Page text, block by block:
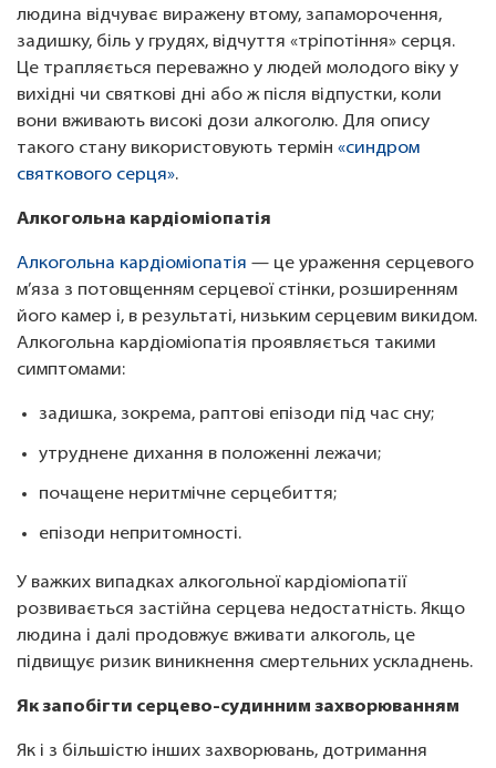
людина відчуває виражену втому, запаморочення,
задишку, біль у грудях, відчуття «тріпотіння» серця.
Це трапляється переважно у людей молодого віку у
вихідні чи святкові дні або ж після відпустки, коли
вони вживають високі дози алкоголю. Для опису
такого стану використовують термін «синдром
святкового серця».
Алкогольна кардіоміопатія
Алкогольна кардіоміопатія — це ураження серцевого
м’яза з потовщенням серцевої стінки, розширенням
його камер і, в результаті, низьким серцевим викидом.
Алкогольна кардіоміопатія проявляється такими
симптомами:
задишка, зокрема, раптові епізоди під час сну;
утруднене дихання в положенні лежачи;
почащене неритмічне серцебиття;
епізоди непритомності.
У важких випадках алкогольної кардіоміопатії
розвивається застійна серцева недостатність. Якщо
людина і далі продовжує вживати алкоголь, це
підвищує ризик виникнення смертельних ускладнень.
Як запобігти серцево-судинним захворюванням
Як і з більшістю інших захворювань, дотримання